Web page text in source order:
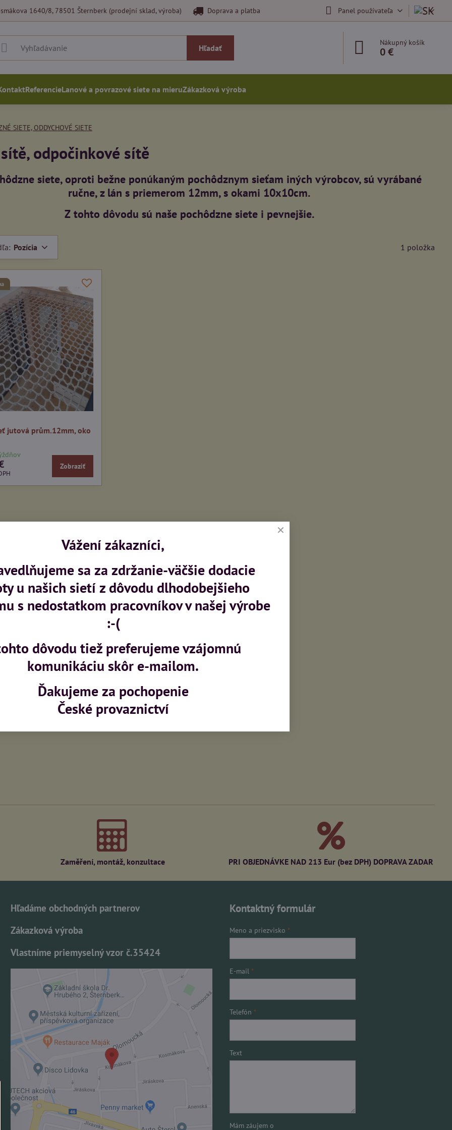
1640/8, 78501 Šternberk (prodejní sklad, výroba) Doprava a platba Panel používateľa
Hľadať
Nákupný košík
0 €
ReferencieLanové a povrazové siete na mieruZákazková výroba
SIETE, ODDYCHOVÉ SIETE
odpočinkové sítě
siete, oproti bežne ponúkaným pochôdznym sieťam iných výrobcov, sú vyrábané
ručne, z lán s priemerom 12mm, s okami 10x10cm.
Z tohto dôvodu sú naše pochôdzne siete i pevnejšie.
Pozícia 1 položka
jutová prům.12mm, oko
Zobraziť
Zaměření, montáž, konzultace PRI OBJEDNÁVKE NAD 213 Eur (bez DPH) DOPRAVA ZADAR
Hľadáme obchodných partnerov
Zákazková výroba
Vlastníme priemyselný vzor č.35424
Externý obsah je blokovaný Voľbami
súkromia
Prajete si načítať externý obsah?
Povoliť tentokrát
Povoliť a zapamätať - súhlas s druhom cookie:
Funkčné
Kontaktný formulár
Meno a priezvisko*
E-mail*
Telefón*
Text
Mám záujem o
Vážení zákazníci,
sa za zdržanie-väčšie dodacie
u našich sietí z dôvodu dlhodobejšieho
s nedostatkom pracovníkov v našej výrobe
:-(
dôvodu tiež preferujeme vzájomnú
komunikáciu skôr e-mailom.
Ďakujeme za pochopenie
České provaznictví